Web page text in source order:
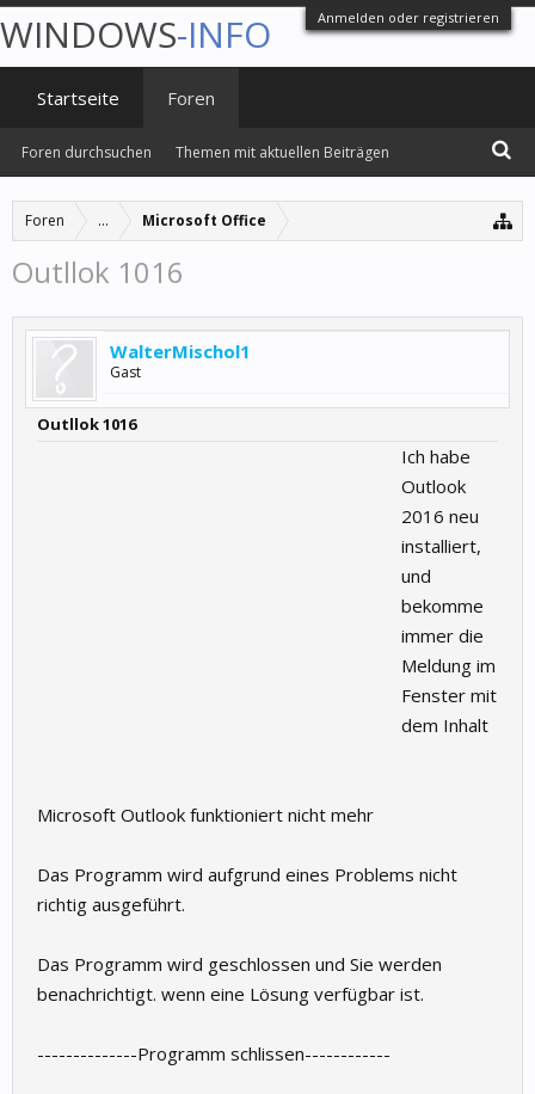
Anmelden oder registrieren
Foren ... Microsoft Office
Outllok 1016
WalterMischol1
Gast
Outllok 1016
Ich habe
Outlook
2016 neu
installiert,
und
bekomme
immer die
Meldung im
Fenster mit
dem Inhalt
Microsoft Outlook funktioniert nicht mehr
Das Programm wird aufgrund eines Problems nicht
richtig ausgeführt.
Das Programm wird geschlossen und Sie werden
benachrichtigt. wenn eine Lösung verfügbar ist.
--------------Programm schlissen------------
WINDOWS-INFO
Startseite Foren
Foren durchsuchen Themen mit aktuellen Beiträgen